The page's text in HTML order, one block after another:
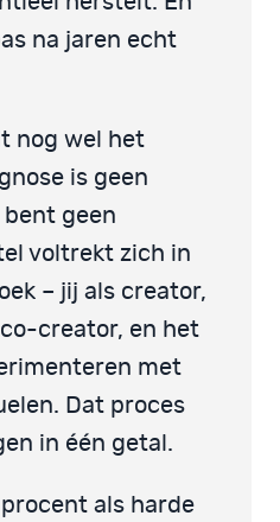
na jaren echt
nog wel het
is geen
geen
voltrekt zich in
– jij als creator,
creator, en het
met
Dat proces
in één getal.
als harde